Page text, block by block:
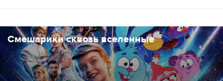
Смешарики сквозь вселенные